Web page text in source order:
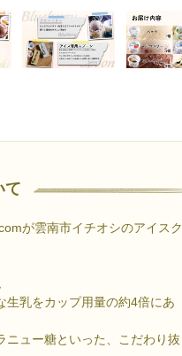
て
が雲南市イチオシのアイスク
生乳をカップ用量の約4倍にあ
ニュー糖といった、こだわり抜